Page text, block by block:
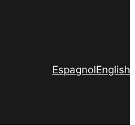
EspagnolEnglish